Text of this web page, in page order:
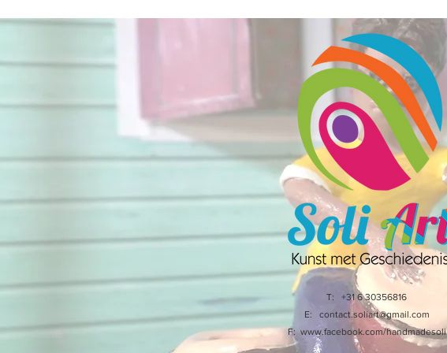
T: +31 6 30356816
E: contact.soliart@gmail.com
F: www.facebook.com/handmadesoli